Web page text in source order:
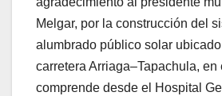
Melgar, por la construcción del
alumbrado público solar
carretera Arriaga–Tapachula, en
comprende desde el Hospital